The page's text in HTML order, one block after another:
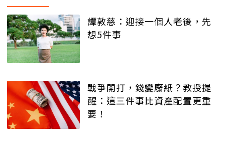
譚敦慈：迎接一個人老後，先
想5件事
戰爭開打，錢變廢紙？教授提
醒：這三件事比資產配置更重
要！